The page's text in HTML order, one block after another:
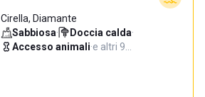
Cirella, Diamante
Sabbiosa· Doccia calda·
Accesso animali·e altri 9…